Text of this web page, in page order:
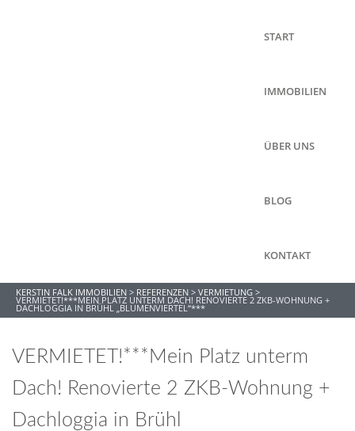
START
IMMOBILIEN
ÜBER UNS
BLOG
KONTAKT
KERSTIN FALK IMMOBILIEN > REFERENZEN > VERMIETUNG >
VERMIETET!***MEIN PLATZ UNTERM DACH! RENOVIERTE 2 ZKB-WOHNUNG +
DACHLOGGIA IN BRÜHL „BLUMENVIERTEL“***
VERMIETET!***Mein Platz unterm
Dach! Renovierte 2 ZKB-Wohnung +
Dachloggia in Brühl